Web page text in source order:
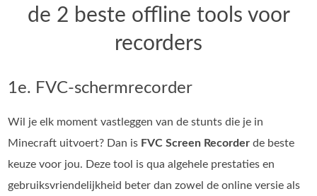
de 2 beste offline tools voor
recorders
1e. FVC-schermrecorder
Wil je elk moment vastleggen van de stunts die je in
Minecraft uitvoert? Dan is FVC Screen Recorder de beste
keuze voor jou. Deze tool is qua algehele prestaties en
gebruiksvriendelijkheid beter dan zowel de online versie als